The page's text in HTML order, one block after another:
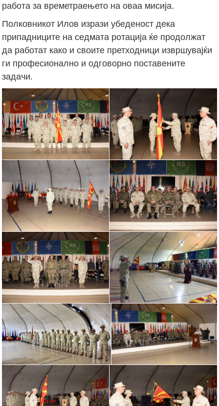
работа за времетраењето на оваа мисија.
Полковникот Илов изрази убеденост дека
припадниците на седмата ротација ќе продолжат
да работат како и своите претходници извршувајќи
ги професионално и одговорно поставените
задачи.